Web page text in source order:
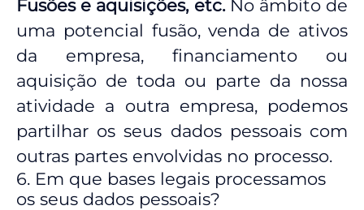
Fusões e aquisições, etc.No âmbito de
uma potencial fusão, venda de ativos
da empresa, financiamento ou
aquisição de toda ou parte da nossa
atividade a outra empresa, podemos
partilhar os seus dados pessoais com
outras partes envolvidas no processo.
6. Em que bases legais processamos
os seus dados pessoais?